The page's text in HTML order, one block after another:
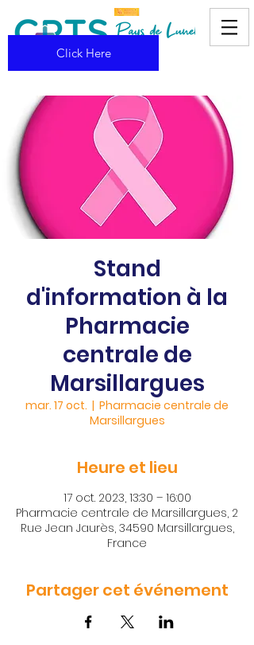
Click Here
Stand
d'information à la
Pharmacie
centrale de
Marsillargues
mar. 17 oct.
  |
Pharmacie centrale de
Marsillargues
Heure et lieu
17 oct. 2023, 13:30 – 16:00
Pharmacie centrale de Marsillargues, 2
Rue Jean Jaurès, 34590 Marsillargues,
France
Partager cet événement